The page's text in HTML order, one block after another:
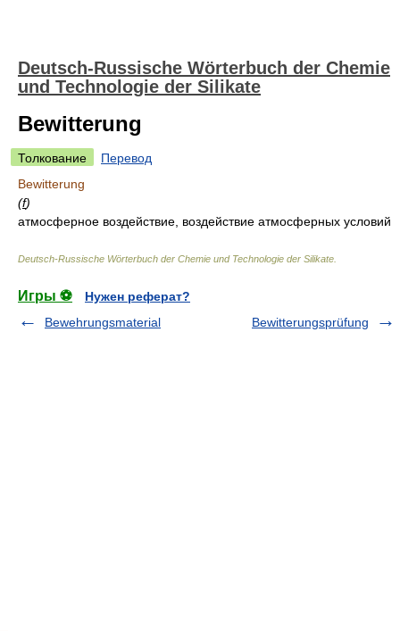
Deutsch-Russische Wörterbuch der Chemie
und Technologie der Silikate
Bewitterung
Толкование
Перевод
Bewitterung
(f)
атмосферное воздействие, воздействие атмосферных условий
Deutsch-Russische Wörterbuch der Chemie und Technologie der Silikate
Игры ⚽
Нужен реферат?
Bewehrungsmaterial
Bewitterungsprüfung